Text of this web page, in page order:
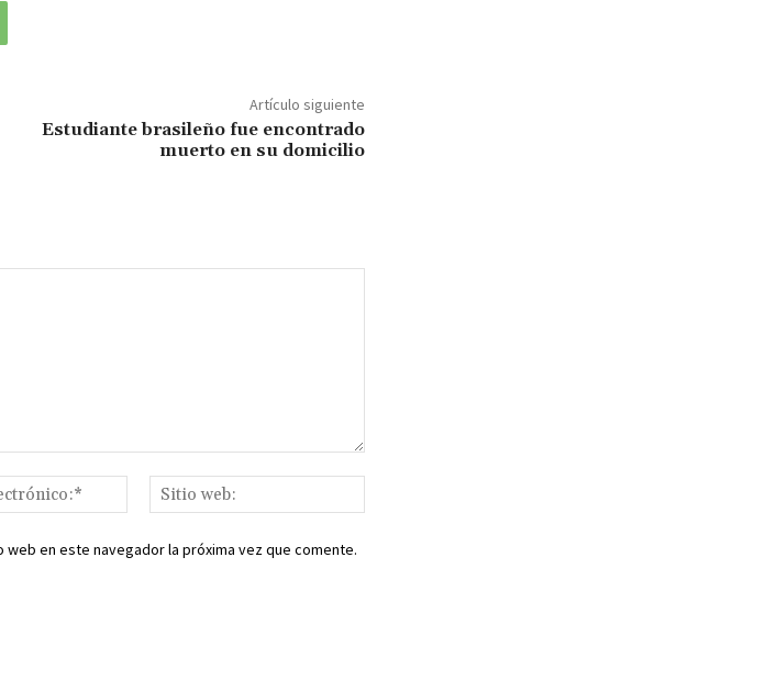
Artículo siguiente
Estudiante brasileño fue encontrado
muerto en su domicilio
Correo
electrónico:*
web:
en este navegador la próxima vez que comente.